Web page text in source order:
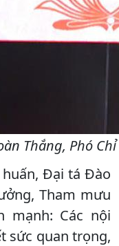
Thắng, Phó
Đại tá Đào
Tham mưu
mạnh: Các nội
sức quan trọng,